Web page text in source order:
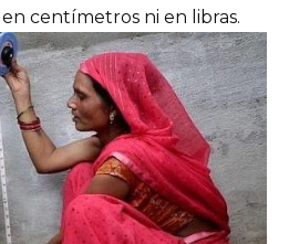
centímetros ni en libras.